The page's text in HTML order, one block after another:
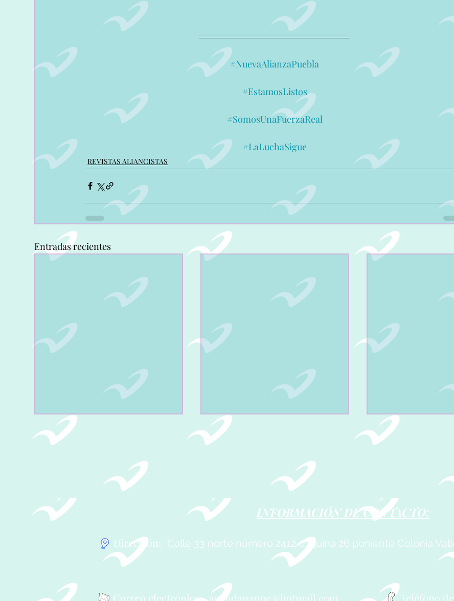
#NuevaAlianzaPuebla
#EstamosListos
#SomosUnaFuerzaReal
#LaLuchaSigue
REVISTAS ALIANCISTAS
Entradas recientes
PRIMERA REVISTA
SEGUNDA REVISTA
PRIMERA REVISTA
INFORMACIÓN DE CONTACTO:
Dirección: Calle 33 norte número 2412 esquina 26 poniente Colonia
Correo electrónico: agendanapue@hotmail.com Teléfono